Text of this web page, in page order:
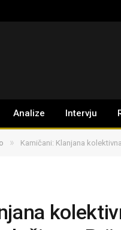
Analize Intervju
» Kamičani: Klanjana